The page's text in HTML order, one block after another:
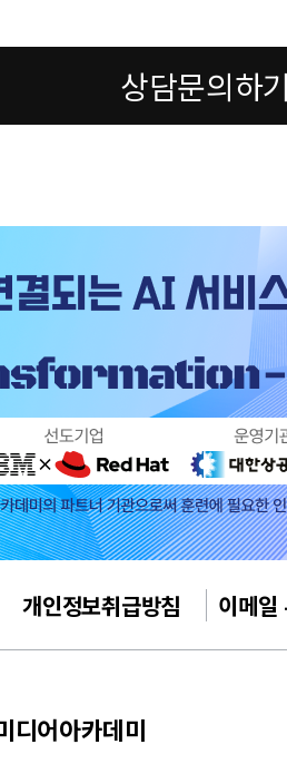
상담문의하
개인정보취급방침 이메일
디어아카데미